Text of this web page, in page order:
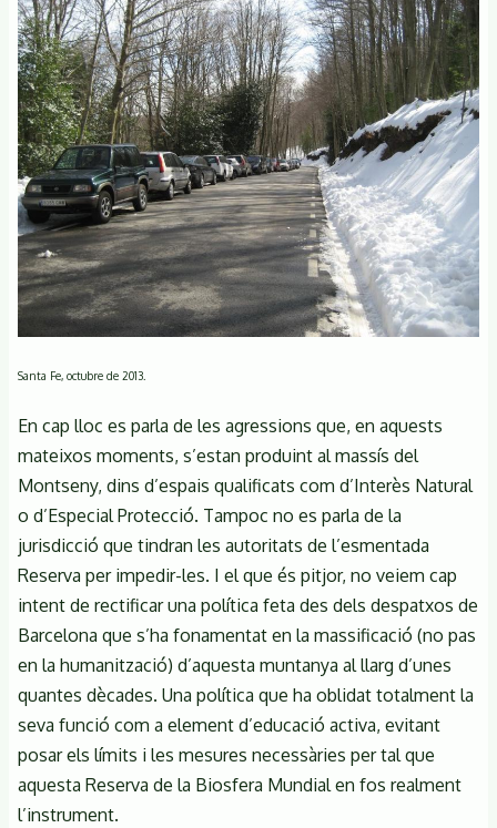
Santa Fe, octubre de 2013.
En cap lloc es parla de les agressions que, en aquests
mateixos moments, s’estan produint al massís del
Montseny, dins d’espais qualificats com d’Interès Natural
o d’Especial Protecció. Tampoc no es parla de la
jurisdicció que tindran les autoritats de l’esmentada
Reserva per impedir-les. I el que és pitjor, no veiem cap
intent de rectificar una política feta des dels despatxos de
Barcelona que s’ha fonamentat en la massificació (no pas
en la humanització) d’aquesta muntanya al llarg d’unes
quantes dècades. Una política que ha oblidat totalment la
seva funció com a element d’educació activa, evitant
posar els límits i les mesures necessàries per tal que
aquesta Reserva de la Biosfera Mundial en fos realment
l’instrument.